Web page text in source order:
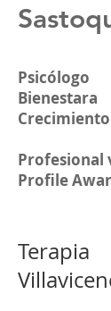
Profesional
Profile Award
Terapia